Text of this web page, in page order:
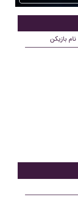
نام بازیکن